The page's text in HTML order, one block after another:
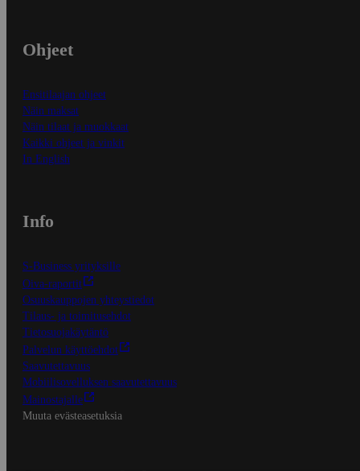
Ohjeet
Ensitilaajan ohjeet
Näin maksat
Näin tilaat ja muokkaat
Kaikki ohjeet ja vinkit
In English
Info
S-Business yrityksille
Oiva-raportit
Osuuskauppojen yhteystiedot
Tilaus- ja toimitusehdot
Tietosuojakäytäntö
Palvelun käyttöehdot
Saavutettavuus
Mobiilisovelluksen saavutettavuus
Mainostajalle
Muuta evästeasetuksia